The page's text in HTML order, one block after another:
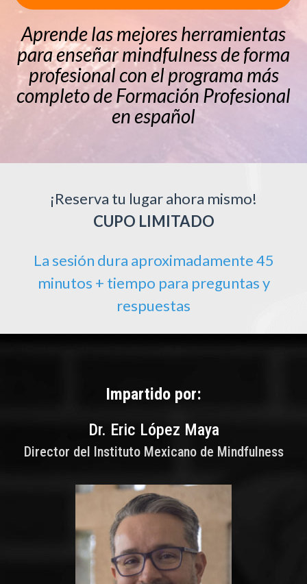
Aprende las mejores herramientas
para enseñar mindfulness de forma
profesional con el programa más
completo de Formación Profesional
en español
¡Reserva tu lugar ahora mismo!
CUPO LIMITADO
La sesión dura aproximadamente 45
minutos + tiempo para preguntas y
respuestas
Impartido por:
Dr. Eric López Maya
Director del Instituto Mexicano de Mindfulness